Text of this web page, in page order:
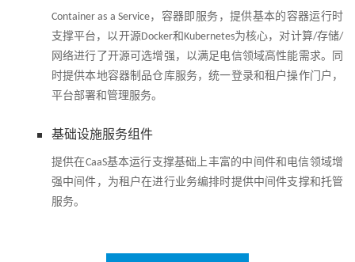
Container as a Service，容器即服务，提供基本的容器运行时
支撑平台，以开源Docker和Kubernetes为核心，对计算/存储/
网络进行了开源可选增强，以满足电信领域高性能需求。同
时提供本地容器制品仓库服务，统一登录和租户操作门户，
平台部署和管理服务。
基础设施服务组件
提供在CaaS基本运行支撑基础上丰富的中间件和电信领域增
强中间件，为租户在进行业务编排时提供中间件支撑和托管
服务。